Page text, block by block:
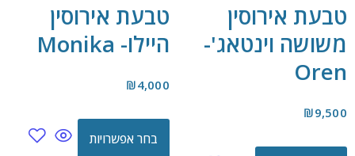
טבעת אירוסין
משושה וינטאג'-
Oren
₪9,500
טבעת אירוסין
היילו- Monika
₪4,000
בחר אפשרויות